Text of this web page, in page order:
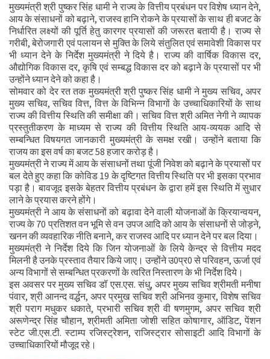
मुख्यमंत्री श्री पुष्कर सिंह धामी ने राज्य के वित्तीय प्रबंधन पर विशेष ध्यान देने,
आय के संसाधनों को बढ़ाने, राजस्व हानि रोकने के प्रयासों के साथ ही बजट के
निर्धारित लक्ष्यों की पूर्ति हेतु कारगर प्रयासों की जरूरत बतायी है। राज्य से
गरीबी, बेरोजगारी एवं पलायन से मुक्ति के लिये संतुलित एवं समावेशी विकास पर
भी ध्यान देने के निर्देश मुख्यमंत्री ने दिये है। राज्य की वार्षिक विकास दर,
औद्योगिक विकास दर, कृषि एवं सम्बद्ध विकास दर को बढ़ाने के प्रयासों पर भी
उन्होंने ध्यान देने को कहा है।
सोमवार को देर रत तक मुख्यमंत्री श्री पुष्कर सिंह धामी ने मुख्य सचिव, अपर
मुख्य सचिव, सचिव वित्त, वित्त के विभिन्न विभागों के उच्चाधिकारियों के साथ
राज्य की वित्तीय स्थिति की समीक्षा की। सचिव वित्त श्री अमित नेगी ने व्यापक
प्रस्तुतीकरण के माध्यम से राज्य की वित्तीय स्थिति आय-व्ययक आदि से
सम्बन्धित विषयगत जानकारी मुख्यमंत्री के समक्ष रखी। उन्होंने बताया कि
राजय का इस वर्ष का बजट 58 हजार करोड़ है।
मुख्यमंत्री ने राज्य में आय के संसाधनों तथा पूंजी निवेश को बढ़ाने के प्रयासों पर
बल देते हुए कहा कि कोविड 19 के दृष्टिगत वित्तीय स्थिति पर भी इसका प्रभाव
पड़ा है। बावजूद इसके बेहतर वित्तीय प्रबंधन के द्वारा हमें इस स्थिति में सुधार
लाने के प्रयास करने होंगे।
मुख्यमंत्री ने आय के संसाधनों को बढ़ावा देने वाली योजनाओं के क्रियान्वयन,
राज्य के 70 प्रतिशत वन भूमि से वन उपज आदि को आय के संसाधनों से जोड़ने,
खनन की व्यवहारिक नीति बनाने, कर राजस्व आदि पर ध्यान देने पर बल दिया।
मुख्यमंत्री ने निर्देश दिये कि जिन योजनाओं के लिये केन्द्र से वित्तीय मदद
मिलनी है उनके प्रस्ताव तैयार किये जाए। उन्होंने उ0प्र0 से परिवहन, ऊर्जा एवं
अन्य विभागों से सम्बन्धित प्रकरणों के त्वरित निस्तारण के भी निर्देश दिये।
इस अवसर पर मुख्य सचिव डॉ एस.एस. संधु, अपर मुख्य सचिव श्रीमती मनीषा
पंवार, श्री आनन्द वर्द्धन, अपर प्रमुख सचिव श्री अभिनव कुमार, विशेष सचिव
श्री पराग मधुकर धकाते, प्रभारी सचिव श्री वी षणमुगम, अपर सचिव श्री
अरूणेन्द्र सिंह चौहान, श्रीमती अमिता जोशी सहित कोषागार, ऑडिट, पेंशन
स्टेट जी.एस.टी. स्टाम्प रजिस्ट्रेशन, राजिस्ट्रार सोसाइटी आदि विभागों के
उच्चाधिकारियों मौजूद रहे।